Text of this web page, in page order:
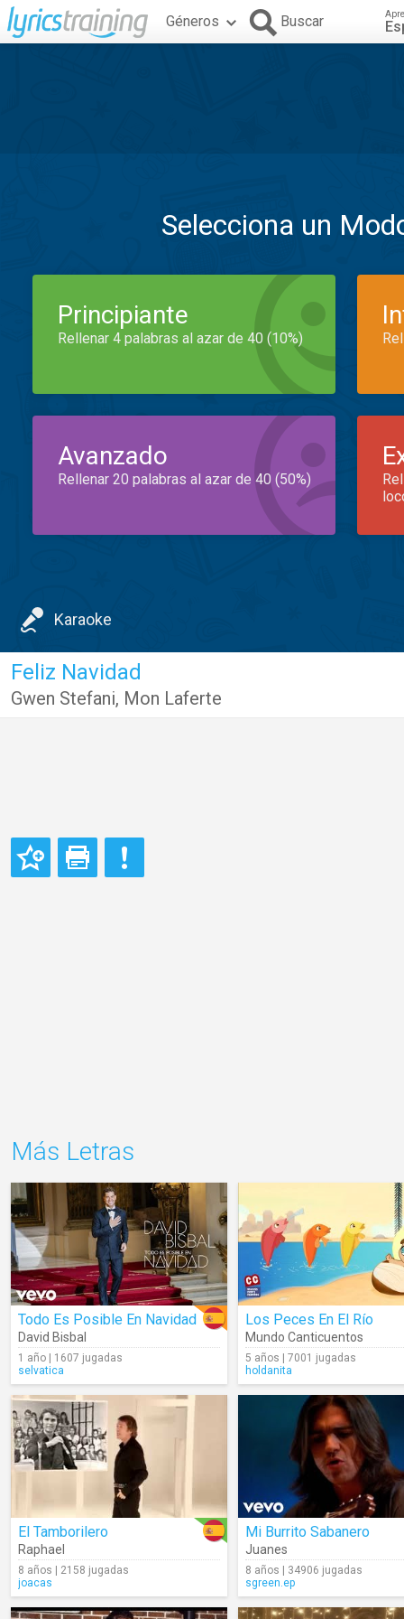
Géneros Buscar
Selecciona un
Principiante
Rellenar 4 palabras al azar de 40 (10%)
Avanzado
Rellenar 20 palabras al azar de 40 (50%)
Karaoke
Feliz Navidad
Gwen Stefani, Mon Laferte
Más Letras
Todo Es Posible En Navidad
David Bisbal
1 año | 1607 jugadas
selvatica
Los Peces En El Río
Mundo Canticuentos
5 años | 7001 jugadas
holdanita
El Tamborilero
Raphael
8 años | 2158 jugadas
joacas
Mi Burrito Sabanero
Juanes
8 años | 34906 jugadas
sgreen.ep